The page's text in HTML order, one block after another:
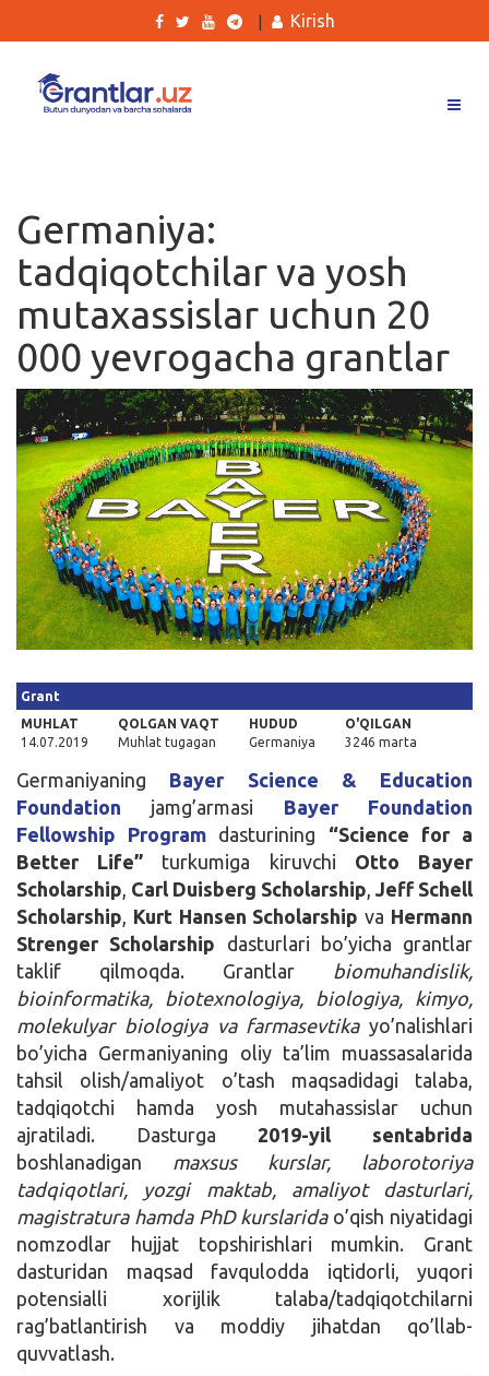
Ishlar
Kurslar
Blog
Yana
Qidirish
Kirish
Kirish
Germaniya:
tadqiqotchilar va yosh
mutaxassislar uchun 20
000 yevrogacha grantlar
Grant
MUHLAT
14.07.2019
QOLGAN VAQT
Muhlat tugagan
HUDUD
Germaniya
O'QILGAN
3246 marta
Germaniyaning Bayer Science & Education
Foundation jamg’armasi
Bayer Foundation
Fellowship Program dasturining “Science for a
Better Life” turkumiga kiruvchi Otto Bayer
Scholarship Carl Duisberg Scholarship Jeff Schell
Scholarship Kurt Hansen Scholarshipva Hermann
Strenger Scholarship dasturlari bo’yicha grantlar
taklif qilmoqda. Grantlar biomuhandislik,
bioinformatika, biotexnologiya, biologiya, kimyo,
molekulyar biologiya va farmasevtikayo’nalishlari
bo’yicha Germaniyaning oliy ta’lim muassasalarida
tahsil olish/amaliyot o’tash maqsadidagi talaba,
tadqiqotchi hamda yosh mutahassislar uchun
ajratiladi. Dasturga 2019-yil sentabrida
boshlanadigan maxsus kurslar, laborotoriya
tadqiqotlari, yozgi maktab, amaliyot dasturlari,
magistratura hamda PhD kurslarida o’qish niyatidagi
nomzodlar hujjat topshirishlari mumkin. Grant
dasturidan maqsad favqulodda iqtidorli, yuqori
potensialli xorijlik talaba/tadqiqotchilarni
rag’batlantirish va moddiy jihatdan qo’llab-
quvvatlash.